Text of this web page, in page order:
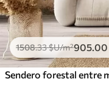
1508.33$U/m²905 .00